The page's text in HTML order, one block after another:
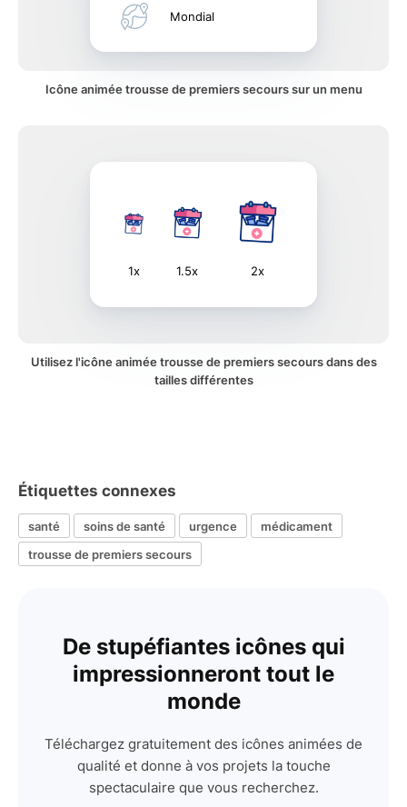
Mondial
Icône animée trousse de premiers secours sur un menu
1x 1.5x 2x
Utilisez l'icône animée trousse de premiers secours dans des
tailles différentes
Étiquettes connexes
santé soins de santé urgence
médicament
trousse de premiers secours
De stupéfiantes icônes qui
impressionneront tout le
monde
Téléchargez gratuitement des icônes animées de
qualité et donne à vos projets la touche
spectaculaire que vous recherchez.